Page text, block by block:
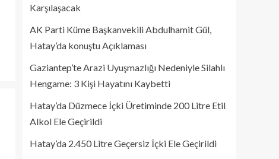
Karşılaşacak
AK Parti Küme Başkanvekili Abdulhamit Gül,
Hatay’da konuştu Açıklaması
Gaziantep’te Arazi Uyuşmazlığı Nedeniyle Silahlı
Hengame: 3 Kişi Hayatını Kaybetti
Hatay’da Düzmece İçki Üretiminde 200 Litre Etil
Alkol Ele Geçirildi
Hatay’da 2.450 Litre Geçersiz İçki Ele Geçirildi